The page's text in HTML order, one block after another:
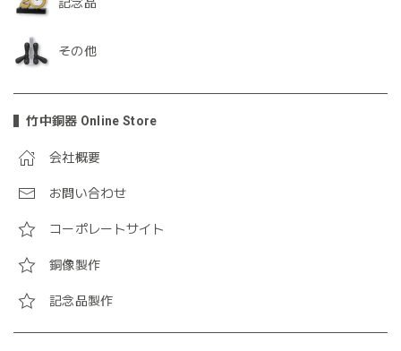
その他
竹中銅器 Online Store
会社概要
お問い合わせ
コーポレートサイト
銅像製作
記念品製作